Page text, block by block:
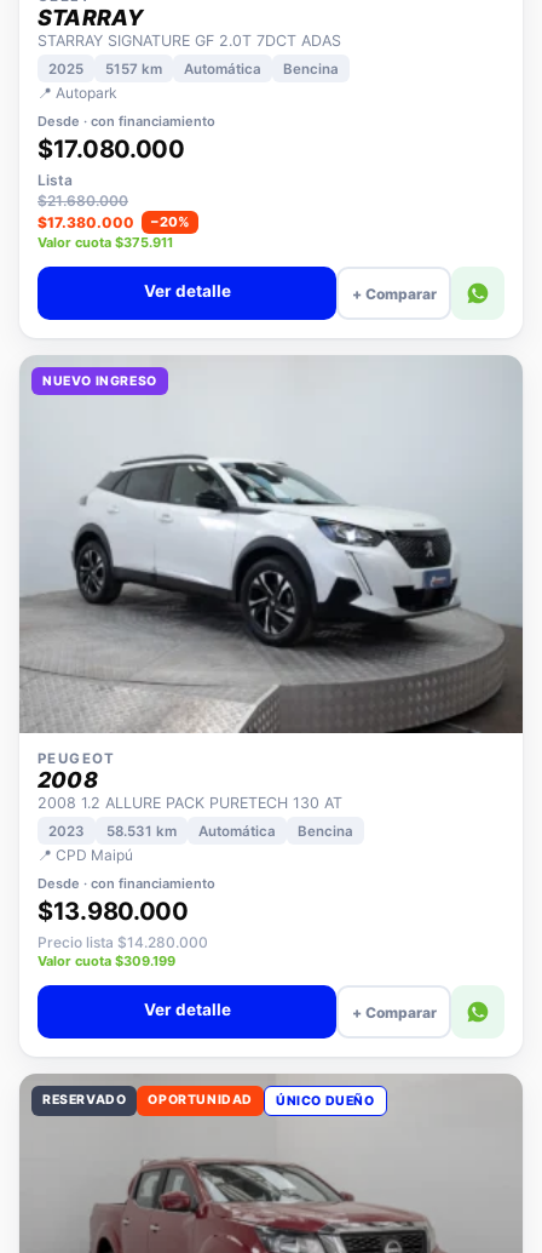
GEELY
STARRAY
STARRAY SIGNATURE GF 2.0T 7DCT ADAS
2025 5157 km
📍 Autopark
Desde · con financiamiento
$17.080.000
Lista
$21.680.000
$17.380.000
−20%
Valor cuota $375.911
+ Comparar
PEUGEOT
2008
2008 1.2 ALLURE PACK PURETECH 130 AT
2023 58.531 km
📍 CPD Maipú
Desde · con financiamiento
$13.980.000
Precio lista $14.280.000
Valor cuota $309.199
+ Comparar
RESERVADO OPORTUNIDAD